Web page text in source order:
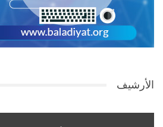
الأرشيف